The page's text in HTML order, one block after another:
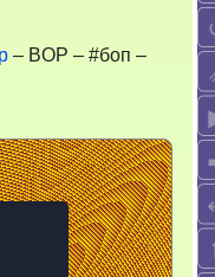
– BOP – #боп –